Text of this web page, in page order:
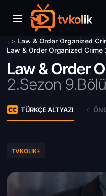
> Law & Order Organized
Law & Order Organized Crime
Law & Order
2.Sezon
TÜRKÇE ALTYAZI
TVKOLIK+